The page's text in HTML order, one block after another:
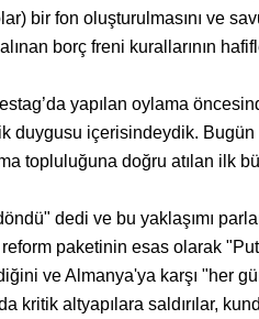
bir fon oluşturulmasını ve
borç freni kurallarının
yapılan oylama
duygusu içerisindeydik. Bugün
topluluğuna doğru atılan ilk
dedi ve bu yaklaşımı
paketinin esas olarak
ve Almanya'ya karşı "her
kritik altyapılara saldırılar,